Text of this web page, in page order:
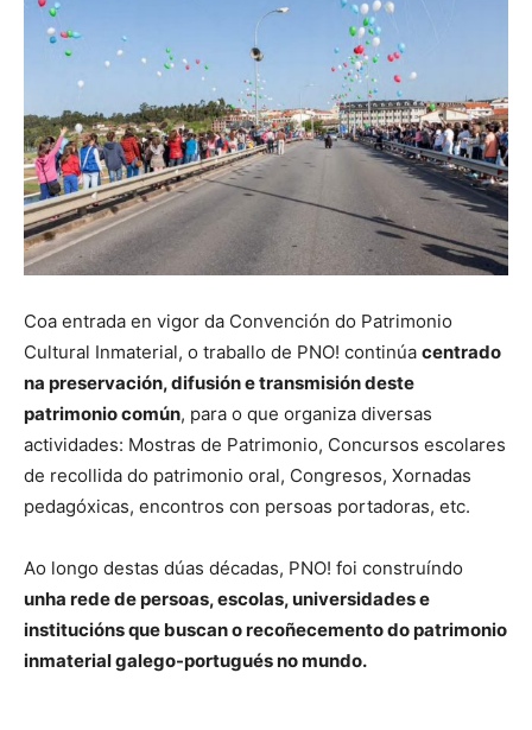
Coa entrada en vigor da Convención do Patrimonio
Cultural Inmaterial, o traballo de PNO! continúa centrado
na preservación, difusión e transmisión deste
patrimonio común, para o que organiza diversas
actividades: Mostras de Patrimonio, Concursos escolares
de recollida do patrimonio oral, Congresos, Xornadas
pedagóxicas, encontros con persoas portadoras, etc.
Ao longo destas dúas décadas, PNO! foi construíndo
unha rede de persoas, escolas, universidades e
institucións que buscan o recoñecemento do patrimonio
inmaterial galego-portugués no mundo.